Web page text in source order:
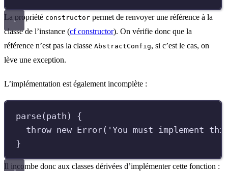
La propriété constructor permet de renvoyer une référence à la
classe de l’instance (cf constructor). On vérifie donc que la
référence n’est pas la classe AbstractConfig, si c’est le cas, on
lève une exception.
L’implémentation est également incomplète :
parse( path )
{
throw new Error( 'You must implement
}
Il incombe donc aux classes dérivées d’implémenter cette fonction :